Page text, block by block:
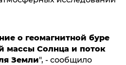
о геомагнитной буре
массы Солнца и поток
Земли", - сообщило